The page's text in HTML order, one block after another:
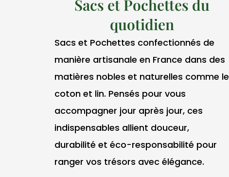
Sacs et Pochettes du
quotidien
Sacs et Pochettes confectionnés de
manière artisanale en France dans des
matières nobles et naturelles comme le
coton et lin. Pensés pour vous
accompagner jour après jour, ces
indispensables allient douceur,
durabilité et éco-responsabilité pour
ranger vos trésors avec élégance.